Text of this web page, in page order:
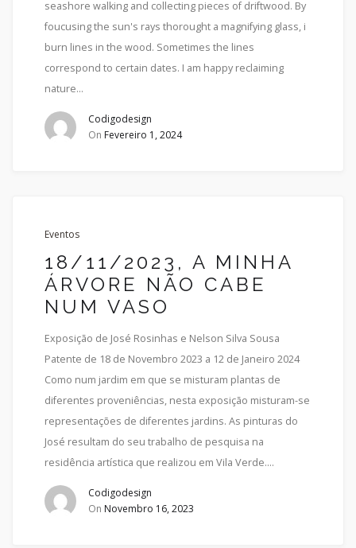
seashore walking and collecting pieces of driftwood. By
foucusing the sun's rays thorought a magnifying glass, i
burn lines in the wood. Sometimes the lines
correspond to certain dates. I am happy reclaiming
nature...
Codigodesign
On Fevereiro 1, 2024
Eventos
18/11/2023, A MINHA
ÁRVORE NÃO CABE
NUM VASO
Exposição de José Rosinhas e Nelson Silva Sousa
Patente de 18 de Novembro 2023 a 12 de Janeiro 2024
Como num jardim em que se misturam plantas de
diferentes proveniências, nesta exposição misturam-se
representações de diferentes jardins. As pinturas do
José resultam do seu trabalho de pesquisa na
residência artística que realizou em Vila Verde....
Codigodesign
On Novembro 16, 2023